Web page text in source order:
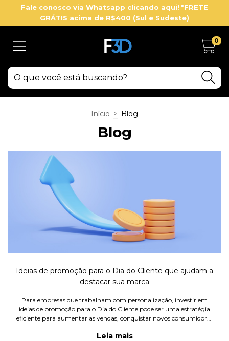
Fale conosco via Whatsapp clicando aqui! *FRETE
GRÁTIS acima de R$400 (Sul e Sudeste)
0
Início > Blog
Blog
Ideias de promoção para o Dia do Cliente que ajudam a
destacar sua marca
Para empresas que trabalham com personalização, investir em
ideias de promoção para o Dia do Cliente pode ser uma estratégia
eficiente para aumentar as vendas, conquistar novos consumidores
Leia mais